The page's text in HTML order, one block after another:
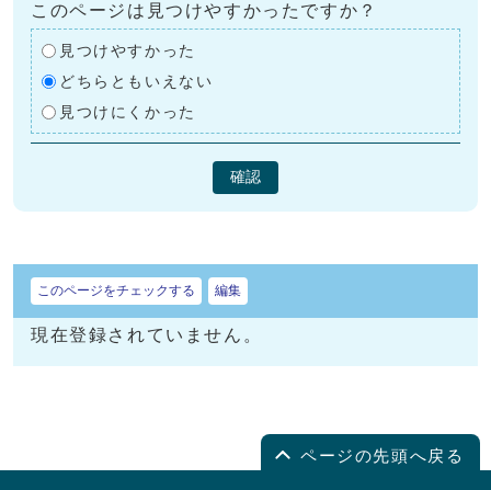
このページは見つけやすかったですか？
見つけやすかった
どちらともいえない
見つけにくかった
確認
このページをチェックする 編集
現在登録されていません。
ページの先頭へ戻る